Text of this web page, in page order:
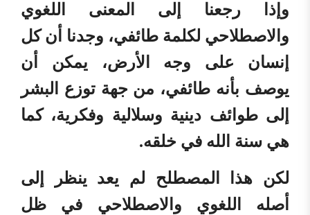
وإذا رجعنا إلى المعنى اللغوي
والاصطلاحي لكلمة طائفي، وجدنا أن كل
إنسان على وجه الأرض، يمكن أن
يوصف بأنه طائفي، من جهة توزع البشر
إلى طوائف دينية وسلالية وفكرية، كما
هي سنة الله في خلقه.
لكن هذا المصطلح لم يعد ينظر إلى
أصله اللغوي والاصطلاحي في ظل